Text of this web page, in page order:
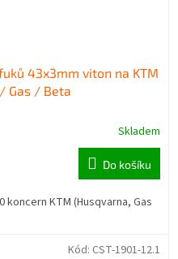
43x3mm viton na KTM
Gas / Beta
Skladem
Do košíku
KTM (Husqvarna, Gas
Kód: CST-1901-12.1